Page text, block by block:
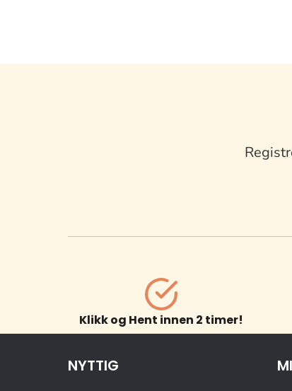
Klikk og Hent innen 2 timer!
NYTTIG